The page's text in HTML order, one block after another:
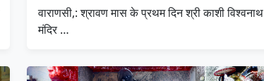
वाराणसी,: श्रावण मास के प्रथम दिन श्री काशी विश्वनाथ
मंदिर …